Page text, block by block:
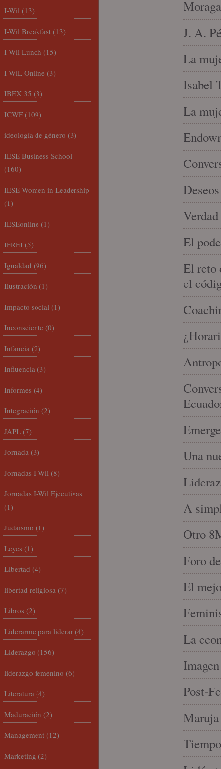
J. A.
La
Isabel
La
El
El reto
el
Una
A
Otro
Foro
El
La
Post-
Maruja
I-Wil (13)
I-Wil Breakfast (13)
I-Wil Lunch (15)
I-WiL Online (3)
IBEX 35 (3)
ICWF (109)
ideología de género (3)
IESE Business School
(160)
IESE Women in Leadership
(1)
IESEonline (1)
IFREI (5)
Igualdad (96)
Ilustración (1)
Impacto social (1)
Inconsciente (0)
Infancia (2)
Influencia (3)
Informes (4)
Integración (2)
JAPL (7)
Jornada (3)
Jornadas I-Wil (8)
Jornadas I-Wil Ejecutivas
(1)
Judaísmo (1)
Leyes (1)
Libertad (4)
libertad religiosa (7)
Libros (2)
Liderarme para liderar (4)
Liderazgo (156)
liderazgo femenino (6)
Literatura (4)
Maduración (2)
Management (12)
Marketing (2)